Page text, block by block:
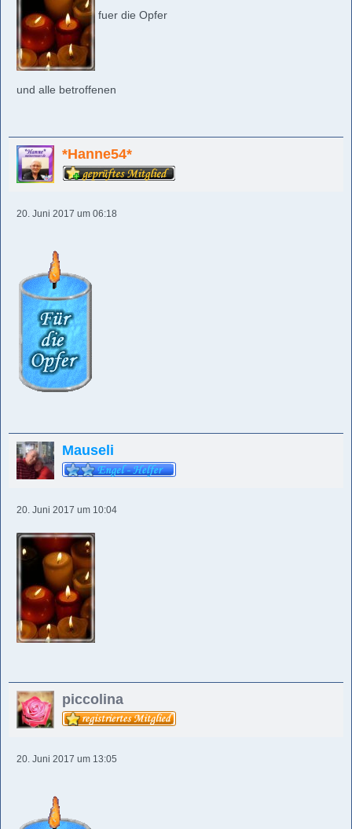
fuer die Opfer
und alle betroffenen
*Hanne54*
20. Juni 2017 um 06:18
Mauseli
20. Juni 2017 um 10:04
piccolina
20. Juni 2017 um 13:05